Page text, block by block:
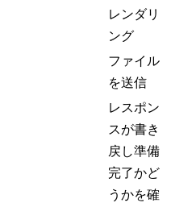
レンダリ
ング
ファイル
を送信
レスポン
スが書き
戻し準備
完了かど
うかを確